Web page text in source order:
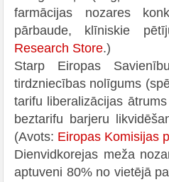
farmācijas nozares
pārbaude, klīniskie
Research Store.)
Starp Eiropas
tirdzniecības nolīgums
tarifu liberalizācijas
beztarifu barjeru
(Avots: Eiropas Komisijas
Dienvidkorejas meža
aptuveni 80% no vietējā